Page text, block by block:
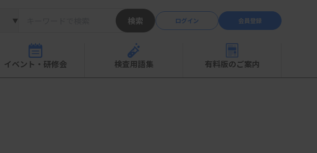
▼ 検索 ログイン 会員登録
イベント・研修会 検査用語集 有料版のご案内